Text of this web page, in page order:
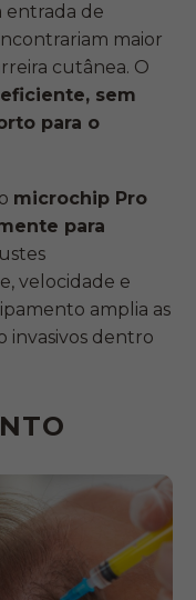
entrada de
maior
cutânea. O
sem
para o
microchip Pro
para
velocidade e
amplia as
invasivos dentro